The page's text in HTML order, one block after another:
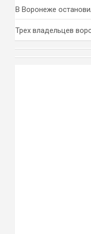
В Воронеже
Трех владельцев